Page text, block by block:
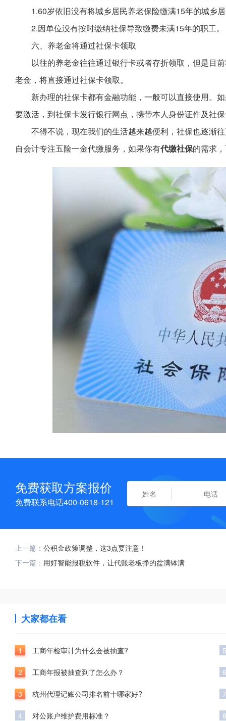
1.60岁依旧没有将城乡居民养老保险缴满15年的城乡
2.因单位没有按时缴纳社保导致缴费未满15年的职工。
六、养老金将通过社保卡领取
以往的养老金往往通过银行卡或者存折领取，但是目
老金，将直接通过社保卡领取。
新办理的社保卡都有金融功能，一般可以直接使用。
要激活，到社保卡发行银行网点，携带本人身份证件及社
不得不说，现在我们的生活越来越便利，社保也逐渐
自会计专注五险一金代缴服务，如果你有代缴社保的需求
免费获取方案报价
免费联系电话400-0618-121
上一篇： 公积金政策调整，这3点要注意！
下一篇： 用好智能报税软件，让代账老板挣的盆满钵满
大家都在看
1 工商年检审计为什么会被抽查?
2 工商年报被抽查到了怎么办？
3 杭州代理记账公司排名前十哪家好?
4 对公账户维护费用标准？
5
6
7
8